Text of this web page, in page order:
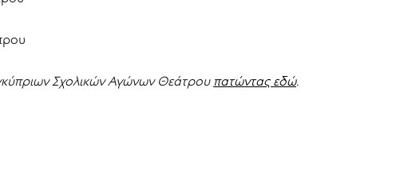
Σχολικών Αγώνων Θεάτρου πατώντας εδώ.